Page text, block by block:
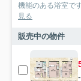
機能のある浴室で
見る
販売中の物件